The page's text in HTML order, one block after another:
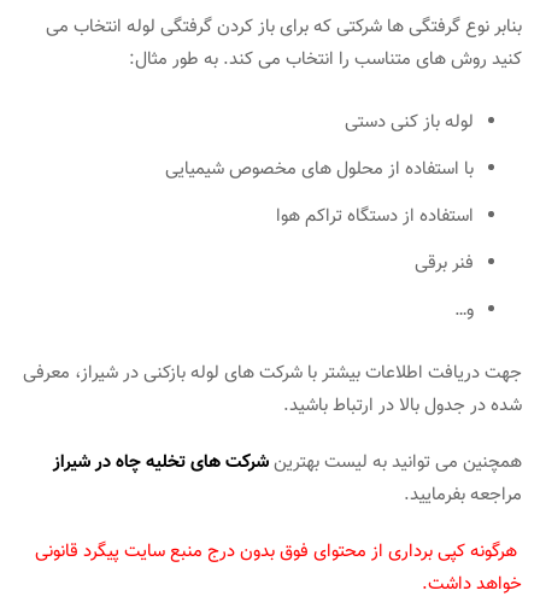
بنابر نوع گرفتگی ها شرکتی که برای باز کردن گرفتگی لوله انتخاب می
کنید روش های متناسب را انتخاب می کند. به طور مثال:
لوله باز کنی دستی
با استفاده از محلول های مخصوص شیمیایی
استفاده از دستگاه تراکم هوا
فنر برقی
و…
جهت دریافت اطلاعات بیشتر با شرکت های لوله بازکنی در شیراز، معرفی
شده در جدول بالا در ارتباط باشید.
همچنین می توانید به لیست بهترینشرکت های تخلیه چاه در شیراز
مراجعه بفرمایید.
هرگونه کپی برداری از محتوای فوق بدون درج منبع سایت پیگرد قانونی
خواهد داشت.